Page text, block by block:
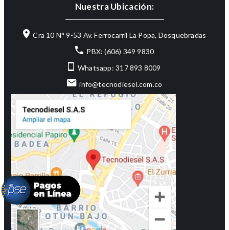
Nuestra Ubicación:
Cra 10 N° 9-53 Av. Ferrocarril La Popa, Dosquebradas
PBX: (606) 349 9830
Whatsapp: 317 893 8009
info@tecnodiesel.com.co